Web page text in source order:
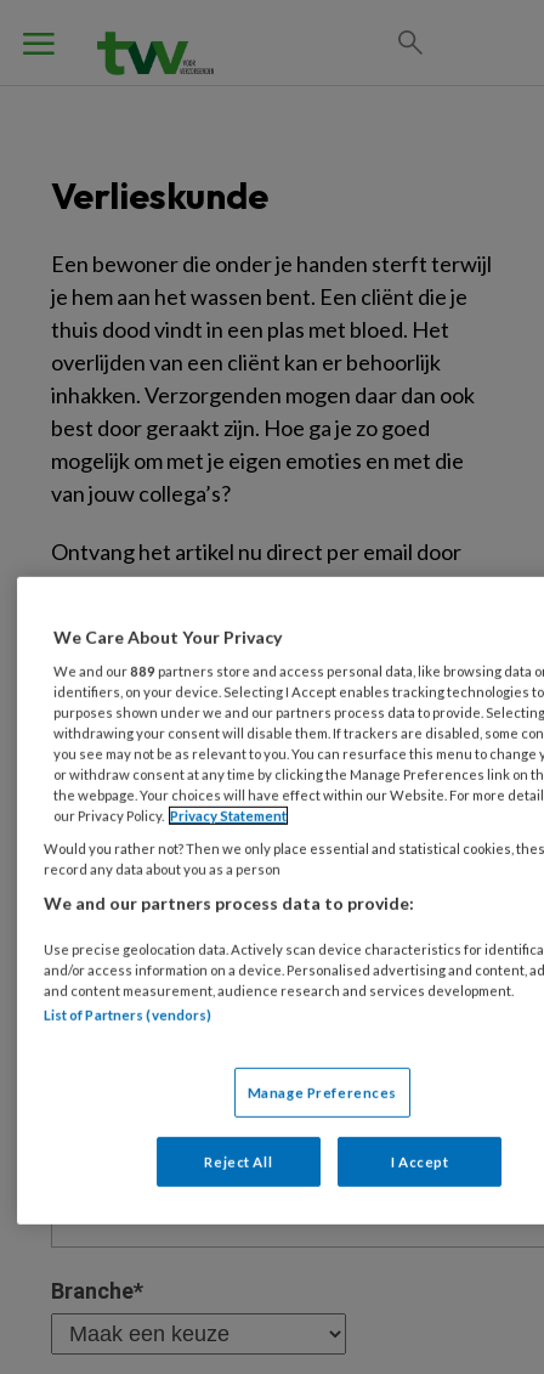
Verlieskunde
Een bewoner die onder je handen sterft terwijl
je hem aan het wassen bent. Een cliënt die je
thuis dood vindt in een plas met bloed. Het
overlijden van een cliënt kan er behoorlijk
inhakken. Verzorgenden mogen daar dan ook
best door geraakt zijn. Hoe ga je zo goed
mogelijk om met je eigen emoties en met die
van jouw collega’s?
Ontvang het artikel nu direct per email door
het formulier hiernaast in te vullen.
We Care About Your Privacy
We and our889partners store and access personal data, like browsing data
identifiers, on your device. Selecting I Accept enables tracking technologies
purposes shown under we and our partners process data to provide.
withdrawing your consent will disable them. If trackers are disabled, some
you see may not be as relevant to you. You can resurface this menu to change
or withdraw consent at any time by clicking the Manage Preferences link on
the webpage. Your choices will have effect within our Website. For more
our Privacy Policy. Privacy Statement
Would you rather not? Then we only place essential and statistical cookies,
record any data about you as a person
We and our partners process data to provide:
Use precise geolocation data. Actively scan device characteristics for
and/or access information on a device. Personalised advertising and content,
and content measurement, audience research and services development.
List of Partners (vendors)
Manage Preferences
Reject All I Accept